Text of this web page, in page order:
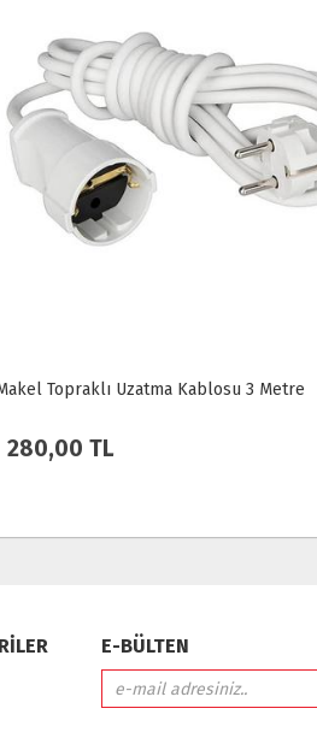
Topraklı Uzatma Kablosu 5 Metre
365,00 TL
E-BÜLTEN